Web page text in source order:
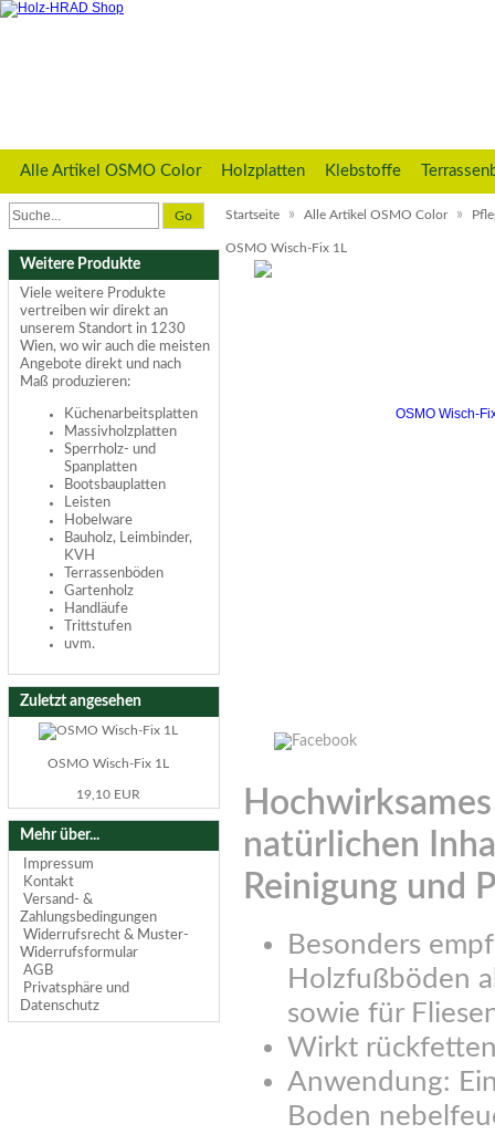
Alle Artikel OSMO Color Holzplatten Klebstoffe
Go Startseite » Alle Artikel OSMO Color »
OSMO Wisch-Fix 1L
natürlichen
Reinigung und
Besonders
Holzfußböden
sowie für
Wirkt
Anwendung:
Boden
Weitere Produkte
Viele weitere Produkte
vertreiben wir direkt an
unserem Standort in 1230
Wien, wo wir auch die meisten
Angebote direkt und nach
Maß produzieren:
Küchenarbeitsplatten
Massivholzplatten
Sperrholz- und
Spanplatten
Bootsbauplatten
Leisten
Hobelware
Bauholz, Leimbinder,
KVH
Terrassenböden
Gartenholz
Handläufe
Trittstufen
uvm.
Zuletzt angesehen
OSMO Wisch-Fix 1L
19,10 EUR
Mehr über...
Impressum
Kontakt
Versand- &
Zahlungsbedingungen
Widerrufsrecht & Muster-
Widerrufsformular
AGB
Privatsphäre und
Datenschutz